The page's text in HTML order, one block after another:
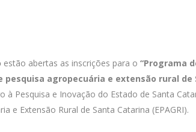
estão abertas as inscrições para o “Programa
pesquisa agropecuária e extensão rural de
à Pesquisa e Inovação do Estado de Santa
e Extensão Rural de Santa Catarina (EPAGRI).